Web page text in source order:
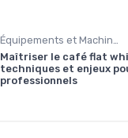
Équipements et Machines CHR
Maîtriser le café flat
techniques et enjeux
professionnels